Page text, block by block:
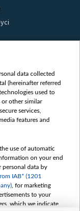
data collected
(hereinafter referred
used to
or other similar
services,
features and
use of automatic
on your end
personal data by
IAB* (1201
, for marketing
to your
which we indicate